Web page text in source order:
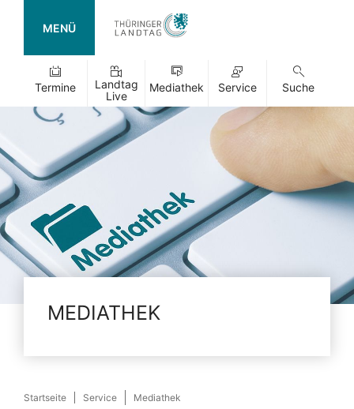
MENÜ
Termine
Landtag
Live
Mediathek Service Suche
MEDIATHEK
Startseite Service Mediathek